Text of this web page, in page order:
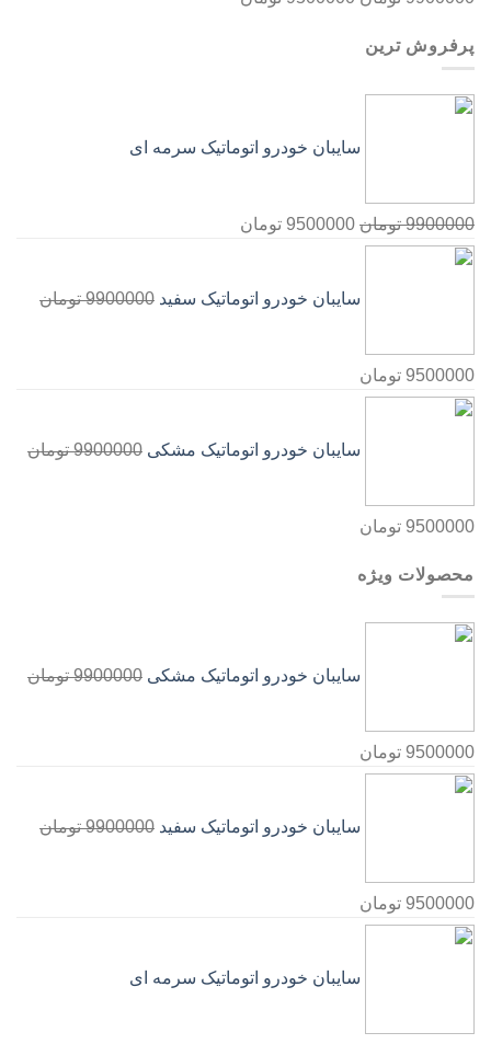
پرفروش ترین
سایبان خودرو اتوماتیک سرمه ای
9900000 تومان 9500000 تومان
سایبان خودرو اتوماتیک سفید 9900000 تومان
9500000 تومان
سایبان خودرو اتوماتیک مشکی 9900000 تومان
9500000 تومان
محصولات ویژه
سایبان خودرو اتوماتیک مشکی 9900000 تومان
9500000 تومان
سایبان خودرو اتوماتیک سفید 9900000 تومان
9500000 تومان
سایبان خودرو اتوماتیک سرمه ای